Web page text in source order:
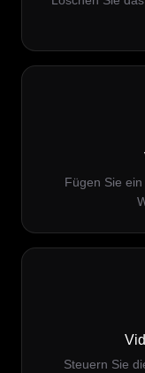
Fügen Sie
Steuern Sie